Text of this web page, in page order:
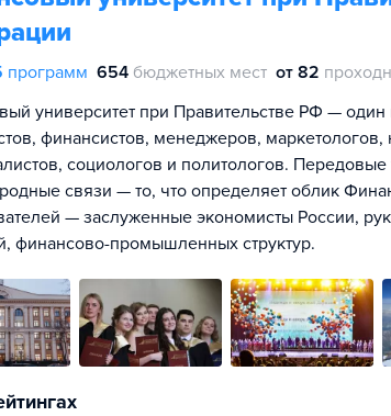
программ 654 бюджетных мест от 82
университет при Правительстве РФ —
финансистов, менеджеров,
социологов и политологов.
связи — то, что определяет облик
— заслуженные экономисты России,
финансово-промышленных структур.